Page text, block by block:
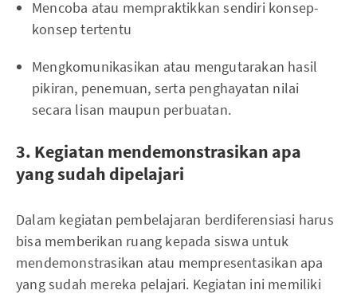
Mencoba atau mempraktikkan sendiri konsep-
konsep tertentu
Mengkomunikasikan atau mengutarakan hasil
pikiran, penemuan, serta penghayatan nilai
secara lisan maupun perbuatan.
3. Kegiatan mendemonstrasikan apa
yang sudah dipelajari
Dalam kegiatan pembelajaran berdiferensiasi harus
bisa memberikan ruang kepada siswa untuk
mendemonstrasikan atau mempresentasikan apa
yang sudah mereka pelajari. Kegiatan ini memiliki